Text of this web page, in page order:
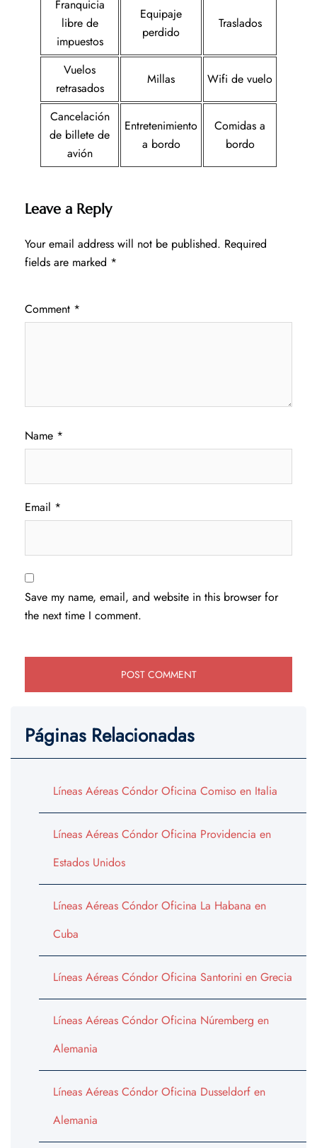
Franquicia
libre de
impuestos
Equipaje
perdido
Traslados
Vuelos
retrasados
Millas Wifi de vuelo
Cancelación
de billete de
avión
Entretenimiento
a bordo
Comidas a
bordo
Leave a Reply
Your email address will not be published. Required
fields are marked *
Comment *
Name *
Email *
Save my name, email, and website in this browser for
the next time I comment.
Páginas Relacionadas
Líneas Aéreas Cóndor Oficina Comiso en Italia
Líneas Aéreas Cóndor Oficina Providencia en
Estados Unidos
Líneas Aéreas Cóndor Oficina La Habana en
Cuba
Líneas Aéreas Cóndor Oficina Santorini en Grecia
Líneas Aéreas Cóndor Oficina Núremberg en
Alemania
Líneas Aéreas Cóndor Oficina Dusseldorf en
Alemania